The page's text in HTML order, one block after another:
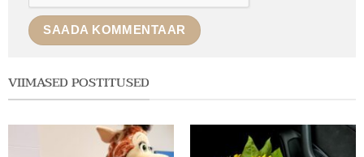
VIIMASED POSTITUSED